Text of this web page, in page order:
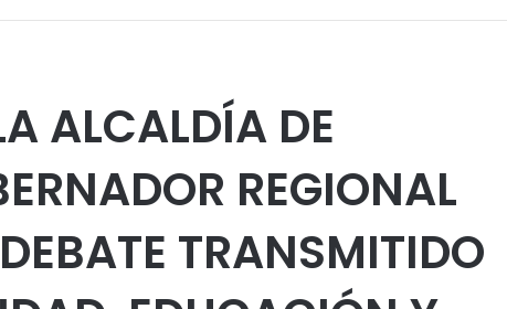
ALCALDÍA DE
REGIONAL
TRANSMITIDO